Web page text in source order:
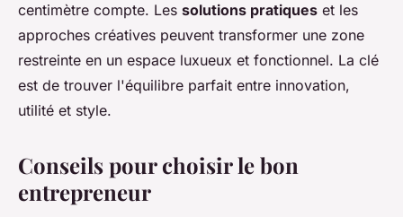
centimètre compte. Les solutions pratiques et les
approches créatives peuvent transformer une zone
restreinte en un espace luxueux et fonctionnel. La clé
est de trouver l'équilibre parfait entre innovation,
utilité et style.
Conseils pour choisir le bon
entrepreneur